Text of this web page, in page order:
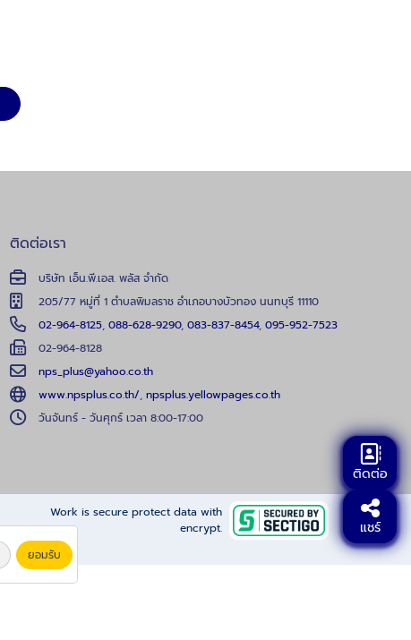
ติดต่อเรา
บริษัท เอ็น.พี.เอส. พลัส จำกัด
205/77 หมู่ที่ 1 ตำบลพิมลราช อำเภอบางบัวทอง นนทบุรี 11110
02-964-8125, 088-628-9290, 083-837-8454, 095-952-7523
02-964-8128
nps_plus@yahoo.co.th
www.npsplus.co.th/, npsplus.yellowpages.co.th
วันจันทร์ - วันศุกร์ เวลา 8:00-17:00
Work is secure protect data with
encrypt.
ติดต่อ
แชร์
ยอมรับ